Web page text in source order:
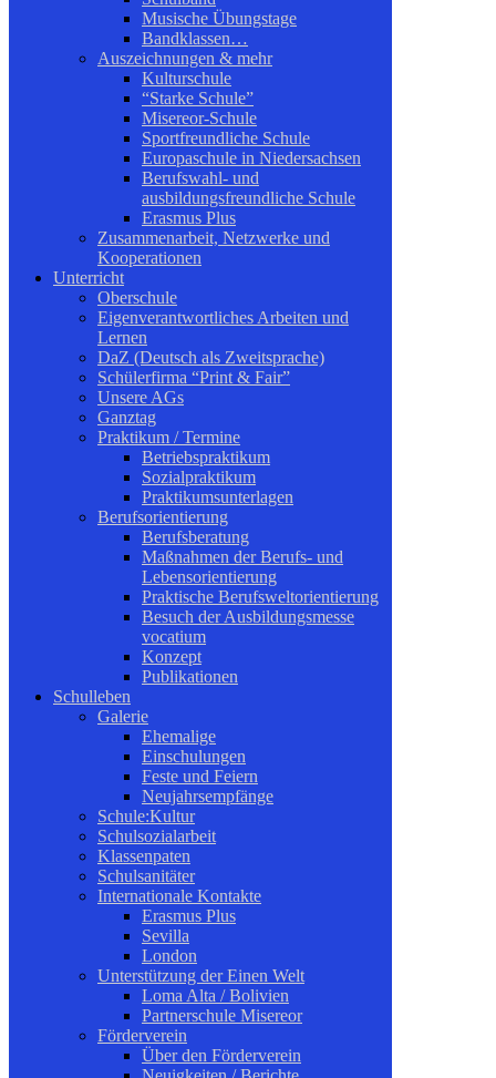
Musische Übungstage
Bandklassen…
Auszeichnungen & mehr
Kulturschule
“Starke Schule”
Misereor-Schule
Sportfreundliche Schule
Europaschule in Niedersachsen
Berufswahl- und
ausbildungsfreundliche Schule
Erasmus Plus
Zusammenarbeit, Netzwerke und
Kooperationen
Unterricht
Oberschule
Eigenverantwortliches Arbeiten und
Lernen
DaZ (Deutsch als Zweitsprache)
Schülerfirma “Print & Fair”
Unsere AGs
Ganztag
Praktikum / Termine
Betriebspraktikum
Sozialpraktikum
Praktikumsunterlagen
Berufsorientierung
Berufsberatung
Maßnahmen der Berufs- und
Lebensorientierung
Praktische Berufsweltorientierung
Besuch der Ausbildungsmesse
vocatium
Konzept
Publikationen
Schulleben
Galerie
Ehemalige
Einschulungen
Feste und Feiern
Neujahrsempfänge
Schule:Kultur
Schulsozialarbeit
Klassenpaten
Schulsanitäter
Internationale Kontakte
Erasmus Plus
Sevilla
London
Unterstützung der Einen Welt
Loma Alta / Bolivien
Partnerschule Misereor
Förderverein
Über den Förderverein